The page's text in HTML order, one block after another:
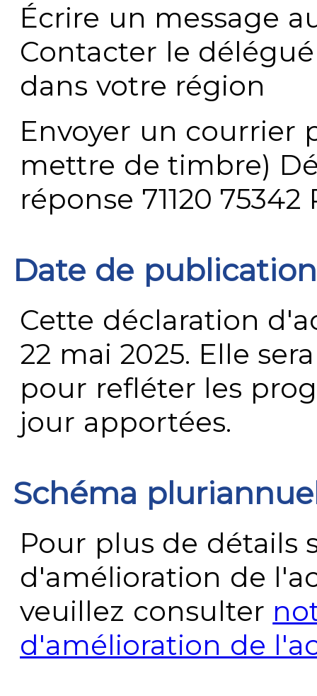
Écrire un message
Contacter le
dans votre région
Envoyer un courrier
mettre de timbre)
réponse 71120 75342
Date de publication
Cette déclaration
22 mai 2025. Elle
pour refléter les
jour apportées.
Schéma
Pour plus de détails
d'amélioration de
veuillez consulter
d'amélioration de